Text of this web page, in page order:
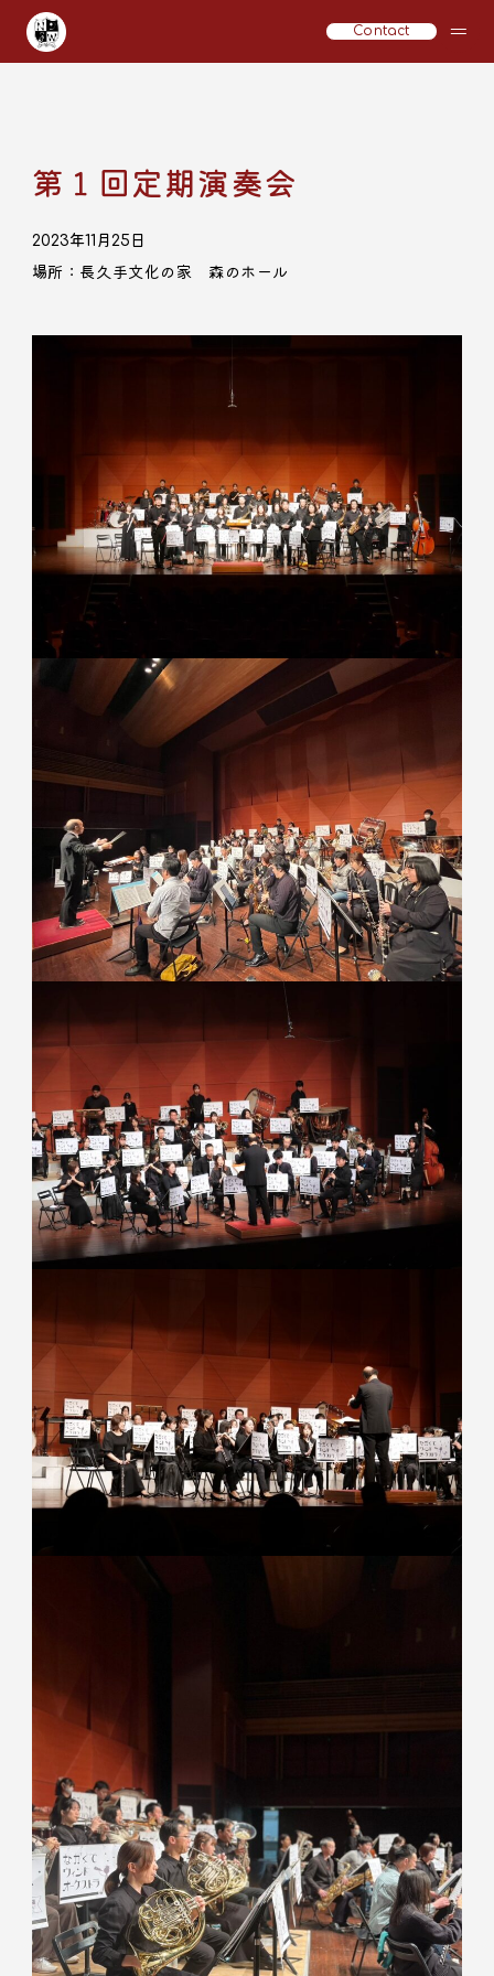
Contact
第１回定期演奏会
2023年11月25日
場所：​長久手文化の家 森のホール